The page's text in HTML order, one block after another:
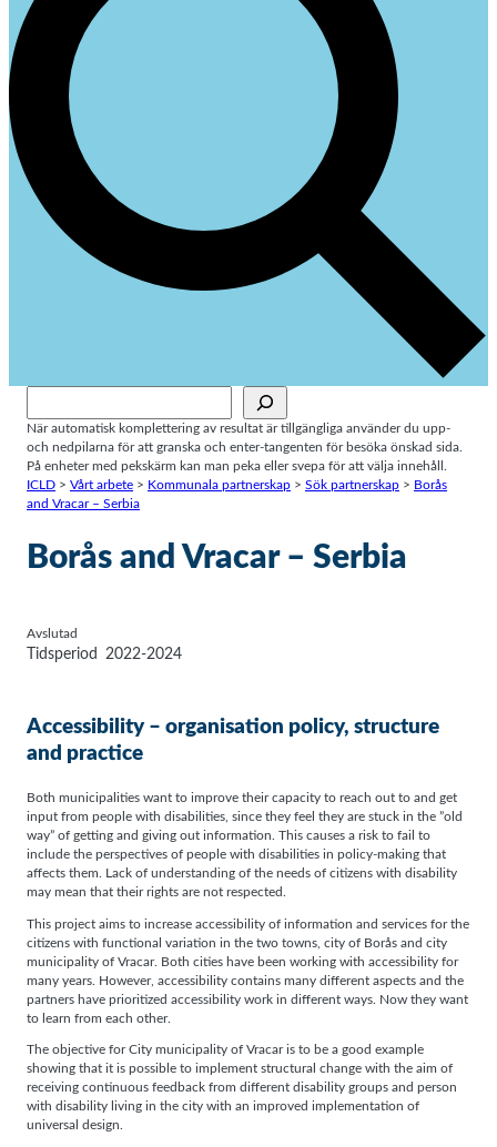
När automatisk komplettering av resultat är tillgängliga använder du upp-
och nedpilarna för att granska och enter-tangenten för besöka önskad sida.
På enheter med pekskärm kan man peka eller svepa för att välja innehåll.
ICLD > Vårt arbete > Kommunala partnerskap > Sök partnerskap > Borås
and Vracar – Serbia
Borås and Vracar – Serbia
Avslutad
Tidsperiod 2022-2024
Accessibility – organisation policy, structure
and practice
Both municipalities want to improve their capacity to reach out to and get
input from people with disabilities, since they feel they are stuck in the ”old
way” of getting and giving out information. This causes a risk to fail to
include the perspectives of people with disabilities in policy-making that
affects them. Lack of understanding of the needs of citizens with disability
may mean that their rights are not respected.
This project aims to increase accessibility of information and services for the
citizens with functional variation in the two towns, city of Borås and city
municipality of Vracar. Both cities have been working with accessibility for
many years. However, accessibility contains many different aspects and the
partners have prioritized accessibility work in different ways. Now they want
to learn from each other.
The objective for City municipality of Vracar is to be a good example
showing that it is possible to implement structural change with the aim of
receiving continuous feedback from different disability groups and person
with disability living in the city with an improved implementation of
universal design.